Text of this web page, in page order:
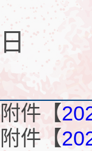
日
附件【
附件【